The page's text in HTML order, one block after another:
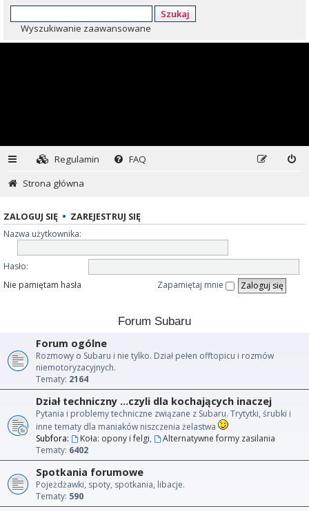
Szukaj
Wyszukiwanie zaawansowane
Regulamin
FAQ
Strona główna
ZALOGUJ SIĘ • ZAREJESTRUJ SIĘ
Nazwa użytkownika:
Hasło:
Nie pamiętam hasła
Zapamiętaj mnie
Forum Subaru
Forum ogólne
Rozmowy o Subaru i nie tylko. Dział pełen offtopicu i rozmów
niemotoryzacyjnych.
Tematy: 2164
Dział techniczny ...czyli dla kochających inaczej
Pytania i problemy techniczne związane z Subaru. Trytytki, śrubki i
inne tematy dla maniaków niszczenia żelastwa
Subfora:
Koła: opony i felgi,
Alternatywne formy zasilania
Tematy: 6402
Spotkania forumowe
Pojeżdżawki, spoty, spotkania, libacje.
Tematy: 590